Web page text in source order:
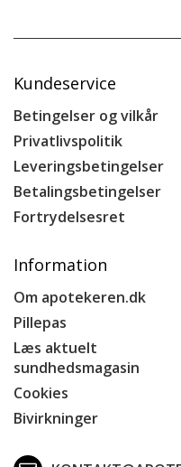
Kundeservice
Betingelser og vilkår
Privatlivspolitik
Leveringsbetingelser
Betalingsbetingelser
Fortrydelsesret
Information
Om apotekeren.dk
Pillepas
Læs aktuelt
sundhedsmagasin
Cookies
Bivirkninger